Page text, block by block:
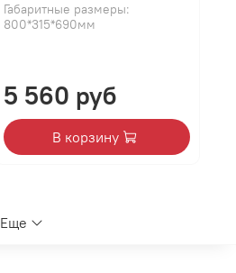
Габаритные размеры:
800*315*690мм
5 560 руб
В корзину
Еще